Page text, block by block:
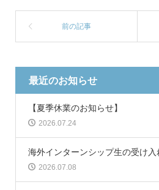
最近のお知らせ
【夏季休業のお知らせ】
2026.07.24
海外インターンシップ生の受け
2026.07.08